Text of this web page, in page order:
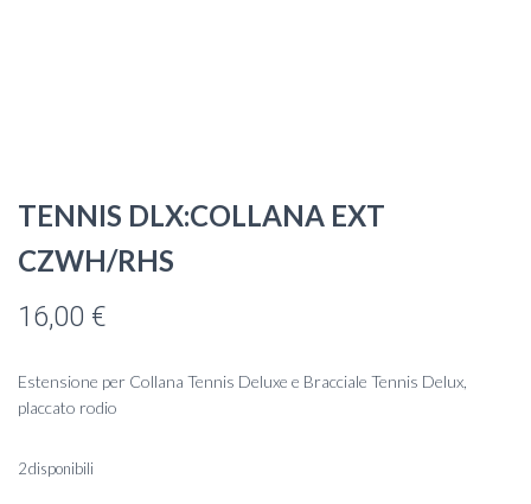
TENNIS DLX:COLLANA EXT
CZWH/RHS
16,00 €
Estensione per Collana Tennis Deluxe e Bracciale Tennis Delux,
placcato rodio
2 disponibili